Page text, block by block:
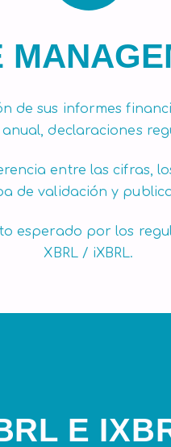
de sus informes
declaraciones
entre las cifras,
de validación y
esperado por los
XBRL / iXBRL.
E